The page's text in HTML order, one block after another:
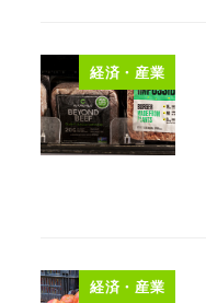
経済・産業
経済・産業